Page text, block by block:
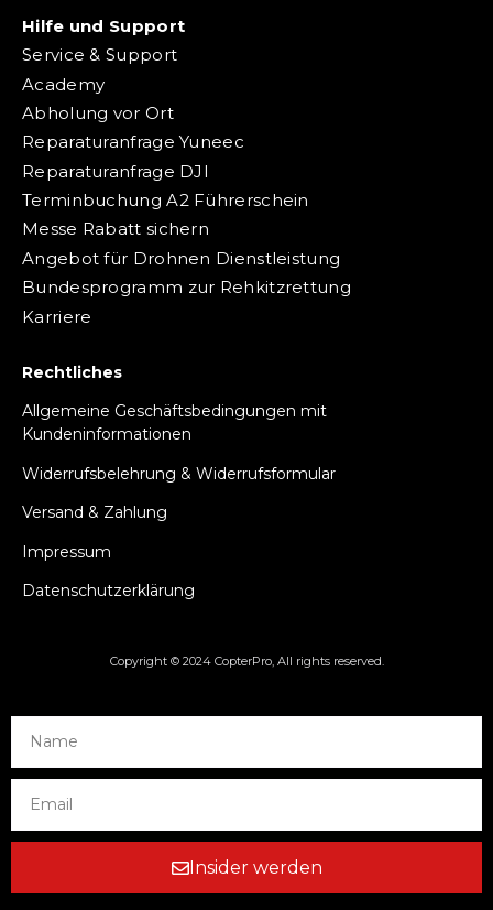
Hilfe und Support
Service & Support
Academy
Abholung vor Ort
Reparaturanfrage Yuneec
Reparaturanfrage DJI
Terminbuchung A2 Führerschein
Messe Rabatt sichern
Angebot für Drohnen Dienstleistung
Bundesprogramm zur Rehkitzrettung
Karriere
Rechtliches
Allgemeine Geschäftsbedingungen mit
Kundeninformationen
Widerrufsbelehrung & Widerrufsformular
Versand & Zahlung
Impressum
Datenschutzerklärung
Copyright © 2024 CopterPro, All rights reserved.
Insider werden